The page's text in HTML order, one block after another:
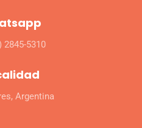
2845-5310
Argentina